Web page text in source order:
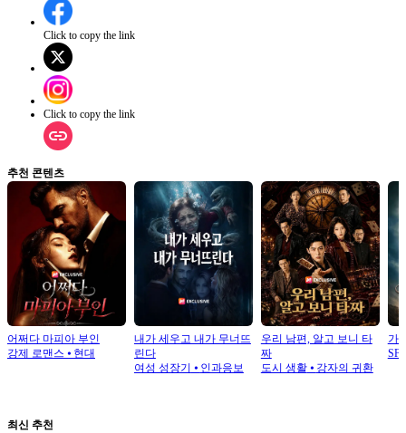
Click to copy the link
Click to copy the link
추천 콘텐츠
어쩌다 마피아 부인
강제 로맨스 ⦁ 현대
내가 세우고 내가 무너뜨
린다
여성 성장기 ⦁ 인과응보
우리 남편, 알고 보니 타
짜
도시 생활⦁ 강자의 귀환
가
SF
최신 추천